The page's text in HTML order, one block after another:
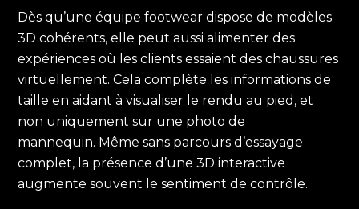
Dès qu’une équipe footwear dispose de modèles
3D cohérents, elle peut aussi alimenter des
expériences où les clients essaient des chaussures
virtuellement.Cela complète les informations de
taille en aidant à visualiser le rendu au pied, et
non uniquement sur une photo de
mannequin. Même sans parcours d’essayage
complet, la présence d’une 3D interactive
augmente souvent le sentiment de contrôle.